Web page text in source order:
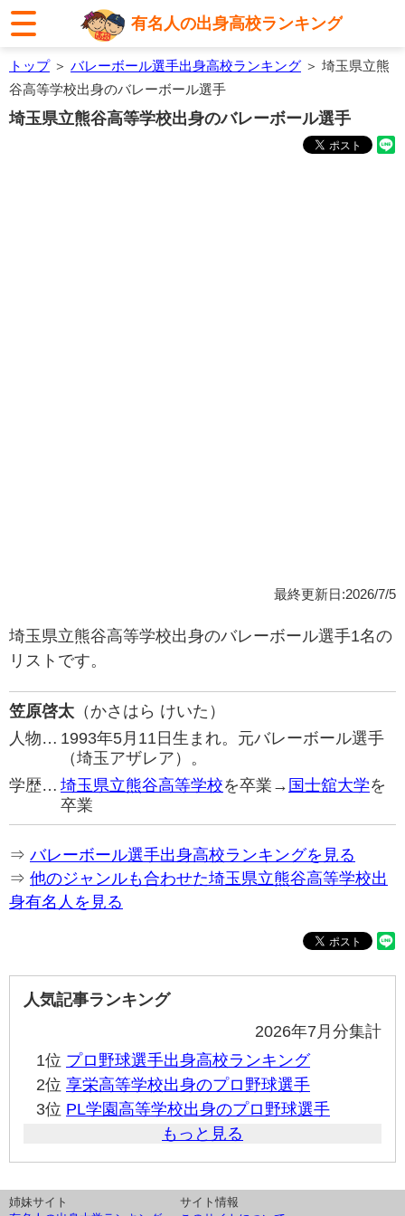
有名人の出身高校ランキング
トップ＞ バレーボール選手出身高校ランキング ＞ 埼玉県立熊
谷高等学校出身のバレーボール選手
埼玉県立熊谷高等学校出身のバレーボール選手
最終更新日:2026/7/5
埼玉県立熊谷高等学校出身のバレーボール選手1名の
リストです。
笠原啓太 （かさはら けいた）
人物… 1993年5月11日生まれ。元バレーボール選手
（埼玉アザレア）。
学歴… 埼玉県立熊谷高等学校を卒業→ 国士舘大学を
卒業
⇒ バレーボール選手出身高校ランキングを見る
⇒ 他のジャンルも合わせた埼玉県立熊谷高等学校出
身有名人を見る
人気記事ランキング
2026年7月分集計
1位 プロ野球選手出身高校ランキング
2位 享栄高等学校出身のプロ野球選手
3位 PL学園高等学校出身のプロ野球選手
もっと見る
姉妹サイト
サイト情報